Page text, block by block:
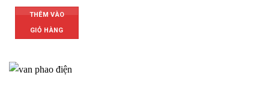
THÊM VÀO
GIỎ HÀNG